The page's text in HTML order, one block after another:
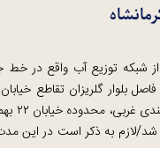
بلوار گلریزان تقاطع
به ذکر است در این